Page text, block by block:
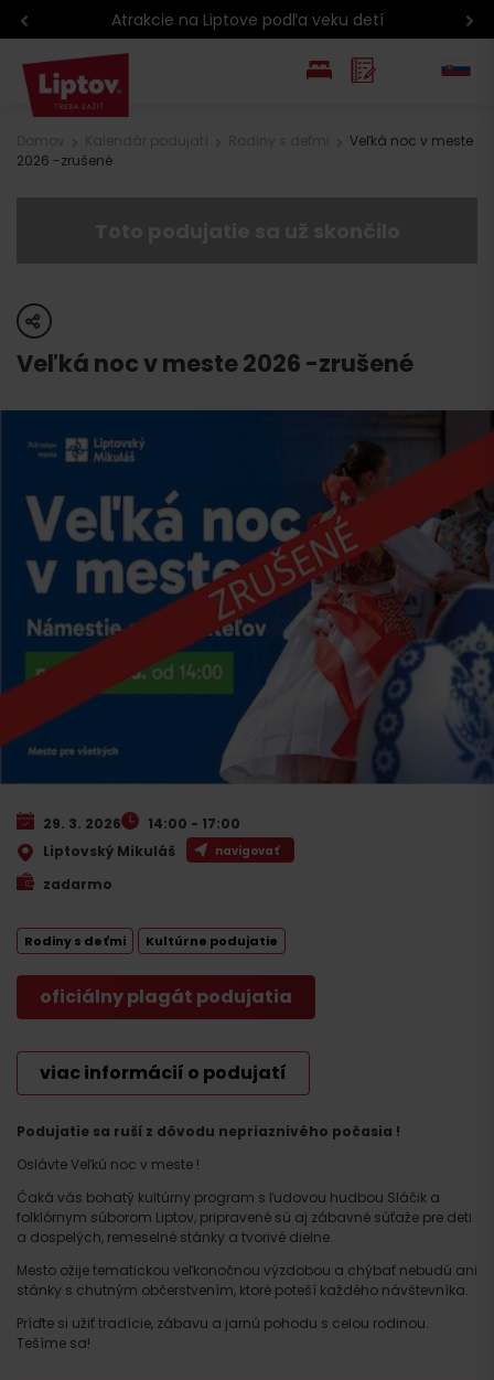
Atrakcie na Liptove podľa veku detí
Veľká noc v meste
2026 -zrušené
share
Veľká noc v meste 2026 -zrušené
Podujatie sa ruší z dôvodu nepriaznivého počasia !
Oslávte Veľkú noc v meste !
Čaká vás bohatý kultúrny program s ľudovou hudbou Sláčik a
folklórnym súborom Liptov, pripravené sú aj zábavné súťaže pre deti
a dospelých, remeselné stánky a tvorivé dielne.
Mesto ožije tematickou veľkonočnou výzdobou a chýbať nebudú ani
stánky s chutným občerstvením, ktoré poteší každého návštevníka.
Príďte si užiť tradície, zábavu a jarnú pohodu s celou rodinou.
Tešíme sa!
29. 3. 2026
14:00 - 17:00
Liptovský Mikuláš
navigovať
zadarmo
Rodiny s deťmi Kultúrne podujatie
oficiálny plagát podujatia
viac informácií o podujatí